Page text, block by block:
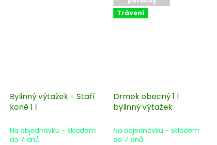
Bylinný výtažek - Staří
koně 1 l
Na objednávku - skladem
do 7 dnů
Trávení
Drmek obecný 1 l
bylinný výtažek
Na objednávku - skladem
do 7 dnů